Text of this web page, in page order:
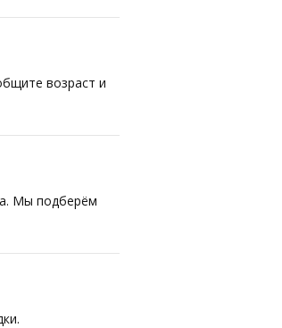
возраст и
Мы подберём